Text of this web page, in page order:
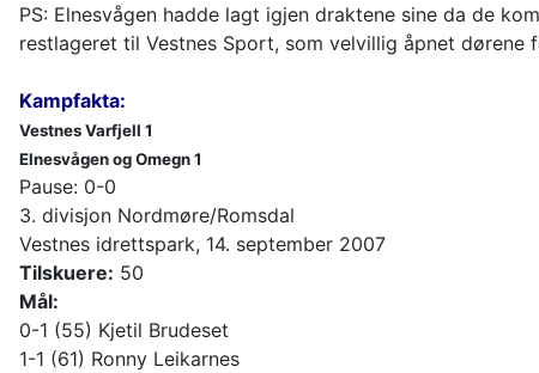
PS: Elnesvågen hadde lagt igjen draktene sine da de
restlageret til Vestnes Sport, som velvillig åpnet dørene
Kampfakta:
Vestnes Varfjell 1
Elnesvågen og Omegn 1
Pause: 0-0
3. divisjon Nordmøre/Romsdal
Vestnes idrettspark, 14. september 2007
Tilskuere: 50
Mål:
0-1 (55) Kjetil Brudeset
1-1 (61) Ronny Leikarnes